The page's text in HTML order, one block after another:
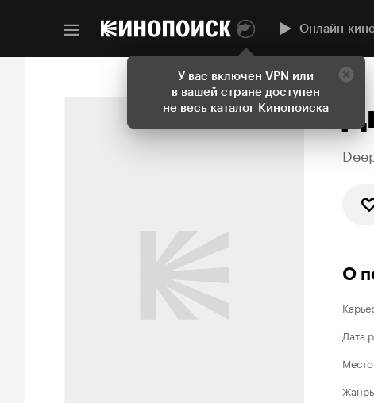
У вас включен VPN или
в вашей стране доступен
не весь каталог Кинопоиска
Онлайн-
О
Дата